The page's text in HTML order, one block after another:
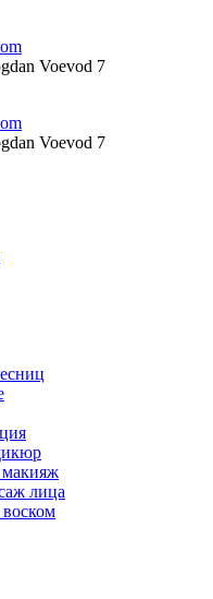
Voevod 7
Voevod 7
лица